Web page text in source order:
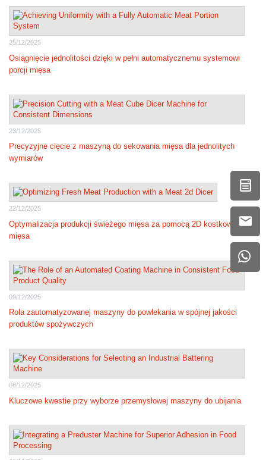
25/12/2025
Osiągnięcie jednolitości dzięki w pełni automatycznemu systemowi
porcji mięsa
23/12/2025
Precyzyjne cięcie z maszyną do sekowania mięsa dla jednolitych
wymiarów
22/12/2025
Optymalizacja produkcji świeżego mięsa za pomocą 2D kostkowania
mięsa
09/12/2025
Rola zautomatyzowanej maszyny do powlekania w spójnej jakości
produktów spożywczych
08/12/2025
Kluczowe kwestie przy wyborze przemysłowej maszyny do ubijania